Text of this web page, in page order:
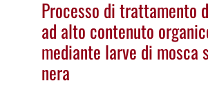
Processo di trattamento
ad alto contenuto
mediante larve di mosca
nera